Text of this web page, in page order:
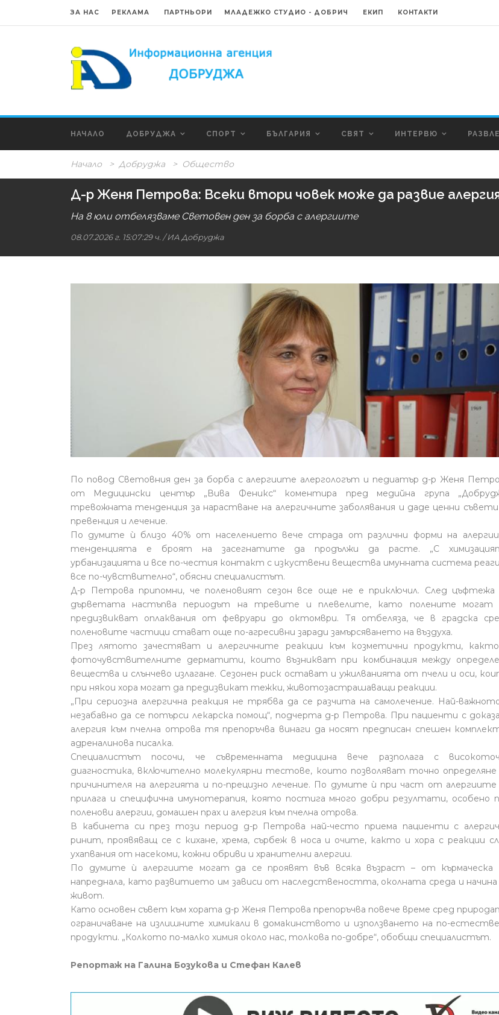
ЗА НАС РЕКЛАМА ПАРТНЬОРИ МЛАДЕЖКО СТУДИО - ДОБРИЧ ЕКИП КОНТАКТИ
НАЧАЛО ДОБРУДЖА СПОРТ БЪЛГАРИЯ СВЯТ ИНТЕРВЮ
Начало > Добруджа > Общество
Д-р Женя Петрова: Всеки втори човек може да развие
На 8 юли отбелязваме Световен ден за борба с алергиите
08.07.2026 г. 15:07:29 ч. /ИА Добруджа
По повод Световния ден за борба с алергиите алергологът и педиатър д-р Женя
от Медицински център „Вива Феникс“ коментира пред медийна група
тревожната тенденция за нарастване на алергичните заболявания и даде ценни съвети
превенция и лечение.
По думите ѝ близо 40% от населението вече страда от различни форми на
тенденцията е броят на засегнатите да продължи да расте. „С
урбанизацията и все по-честия контакт с изкуствени вещества имунната система
все по-чувствително“, обясни специалистът.
Д-р Петрова припомни, че поленовият сезон все още не е приключил. След цъфтежа
дърветата настъпва периодът на тревите и плевелите, като полените могат
предизвикват оплаквания от февруари до октомври. Тя отбеляза, че в градска
поленовите частици стават още по-агресивни заради замърсяването на въздуха.
През лятото зачестяват и алергичните реакции към козметични продукти,
фоточувствителните дерматити, които възникват при комбинация между
вещества и слънчево излагане. Сезонен риск остават и ужилванията от пчели и оси,
при някои хора могат да предизвикат тежки, животозастрашаващи реакции.
„При сериозна алергична реакция не трябва да се разчита на самолечение. Най-
незабавно да се потърси лекарска помощ“, подчерта д-р Петрова. При пациенти с
алергия към пчелна отрова тя препоръчва винаги да носят предписан спешен
адреналинова писалка.
Специалистът посочи, че съвременната медицина вече разполага с
диагностика, включително молекулярни тестове, които позволяват точно определяне
причинителя на алергията и по-прецизно лечение. По думите ѝ при част от алергиите
прилага и специфична имунотерапия, която постига много добри резултати, особено
поленови алергии, домашен прах и алергия към пчелна отрова.
В кабинета си през този период д-р Петрова най-често приема пациенти с
ринит, проявяващ се с кихане, хрема, сърбеж в носа и очите, както и хора с реакции
ухапвания от насекоми, кожни обриви и хранителни алергии.
По думите ѝ алергиите могат да се проявят във всяка възраст – от кърмаческа
напреднала, като развитието им зависи от наследствеността, околната среда и начина
живот.
Като основен съвет към хората д-р Женя Петрова препоръчва повече време сред
ограничаване на излишните химикали в домакинството и използването на по-
продукти. „Колкото по-малко химия около нас, толкова по-добре“, обобщи специалистът.
Репортаж на Галина Бозукова и Стефан Калев